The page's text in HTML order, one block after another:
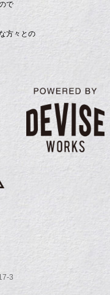
で
方々との
3